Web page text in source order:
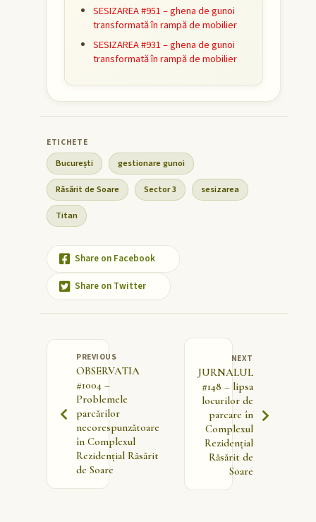
SESIZAREA #951 – ghena de gunoi
transformată în rampă de mobilier
SESIZAREA #931 – ghena de gunoi
transformată în rampă de mobilier
București gestionare gunoi
Răsărit de Soare Sector 3 sesizarea
Titan
Share on Facebook
Share on Twitter
PREVIOUS
OBSERVATIA
#1004 –
Problemele
parcărilor
necorespunzătoare
în Complexul
Rezidențial Răsărit
de Soare
NEXT
JURNALUL
#148 – lipsa
locurilor de
parcare în
Complexul
Rezidențial
Răsărit de
Soare